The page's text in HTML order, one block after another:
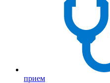
прием